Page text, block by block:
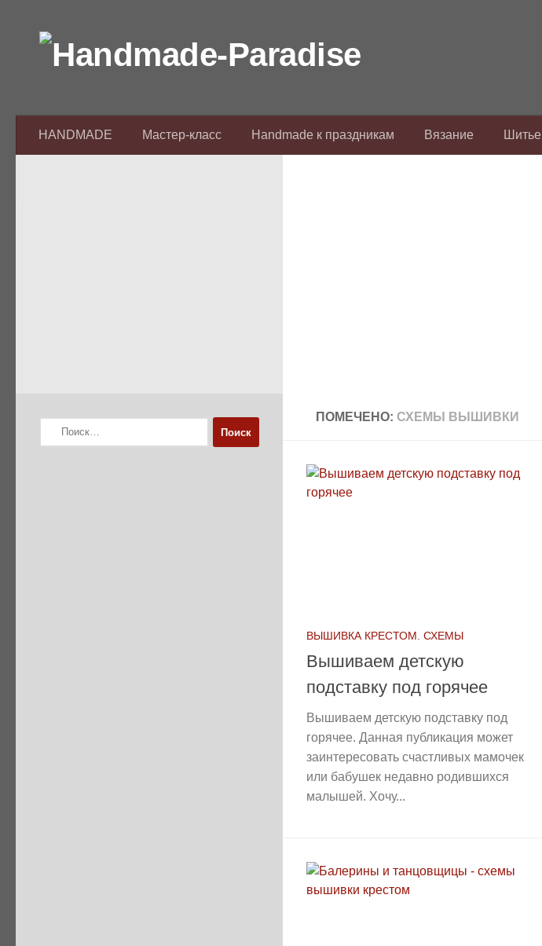
HANDMADE Мастер-класс Handmade к праздникам Вязание Шитье
ПОМЕЧЕНО: СХЕМЫ ВЫШИВКИ
ВЫШИВКА КРЕСТОМ. СХЕМЫ
Вышиваем детскую
подставку под горячее
Вышиваем детскую подставку под
горячее. Данная публикация может
заинтересовать счастливых мамочек
или бабушек недавно родившихся
малышей. Хочу...
Найти: